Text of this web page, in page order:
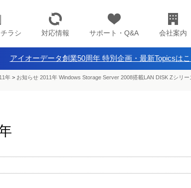
ラシ 対応情報 サポート・Q&A 会社案内
アイオーデータ創業50周年 特別企画・最新Topicsはこ
年 > お知らせ 2011年 Windows Storage Server 2008搭載LAN DISK Zシリ